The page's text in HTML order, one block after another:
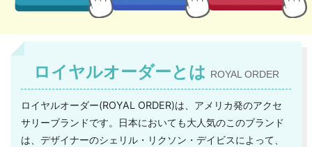
ロイヤルオーダーとは ROYAL ORDER
ロイヤルオーダー(ROYAL ORDER)は、アメリカ発のアクセ
サリーブランドです。日本においても大人気のこのブランド
は、デザイナーのシェリル・リクソン・デイビスによって、